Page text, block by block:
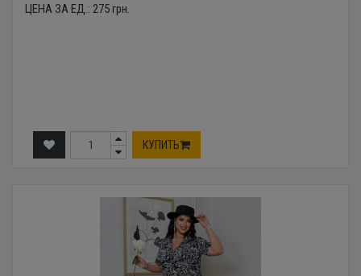
ЦЕНА ЗА ЕД.: 275грн.
КУПИТЬ